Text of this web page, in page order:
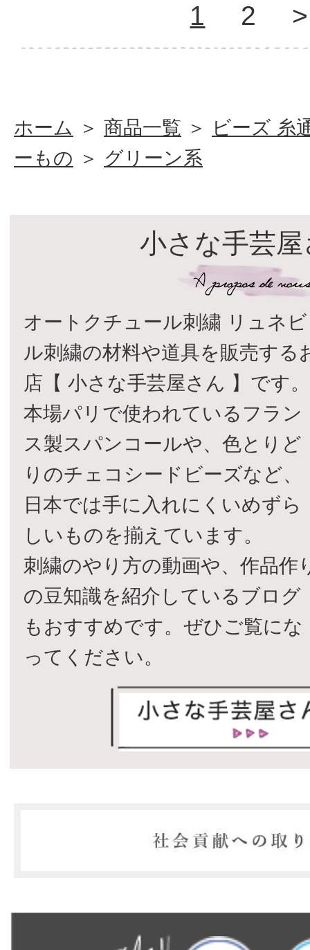
1 2 >
ホーム ＞ 商品一覧 ＞
ビーズ 糸
ーもの ＞ グリーン系
小さな手芸
オートクチュール刺繍 リュネビ
ル刺繍の材料や道具を販売する
店【 小さな手芸屋さん 】です。
本場パリで使われているフラン
ス製スパンコールや、色とりど
りのチェコシードビーズなど、
日本では手に入れにくいめずら
しいものを揃えています。
刺繍のやり方の動画や、作品作
の豆知識を紹介しているブログ
もおすすめです。ぜひご覧にな
ってください。